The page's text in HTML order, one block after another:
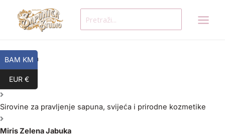
content
for:
Početna
Proizvodi
Sirovine za pravljenje sapuna, svijeća i prirodne kozmetike
Miris Zelena Jabuka
BAM KM
EUR €